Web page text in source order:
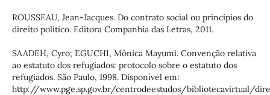
ROUSSEAU, Jean-Jacques. Do contrato social ou princípios do
direito político. Editora Companhia das Letras, 2011.
SAADEH, Cyro; EGUCHI, Mônica Mayumi. Convenção relativa
ao estatuto dos refugiados: protocolo sobre o estatuto dos
refugiados. São Paulo, 1998. Disponível em:
http://www.pge.sp.gov.br/centrodeestudos/bibliotecavirtual/